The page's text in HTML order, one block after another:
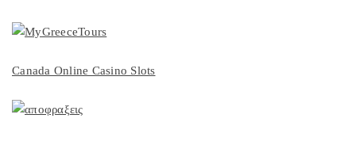
Canada Online Casino Slots